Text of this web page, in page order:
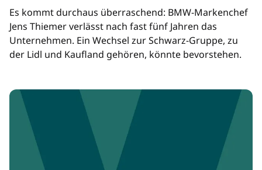
Es kommt durchaus überraschend: BMW-Markenchef
Jens Thiemer verlässt nach fast fünf Jahren das
Unternehmen. Ein Wechsel zur Schwarz-Gruppe, zu
der Lidl und Kaufland gehören, könnte bevorstehen.